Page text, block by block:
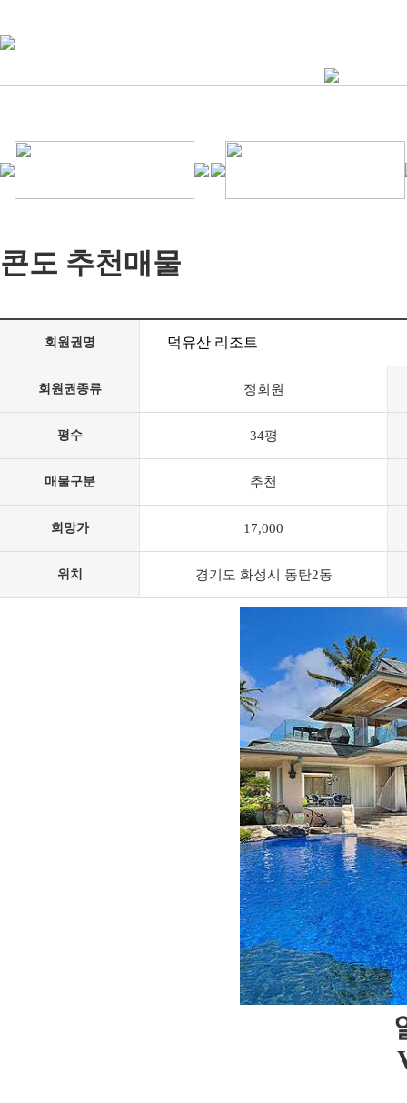
콘도 추천매물
회원권명 덕유산 리조트
회원권종류 정회원
평수 34평
매물구분 추천
희망가 17,000
위치 경기도 화성시 동탄2동